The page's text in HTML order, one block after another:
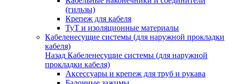
(гильзы)
Крепеж для кабеля
ТуТ и изоляционные материалы
Кабеленесущие системы (для наружной прокладки
кабеля)
Назад Кабеленесущие системы (для наружной
прокладки кабеля)
Аксессуары и крепеж для труб и рукава